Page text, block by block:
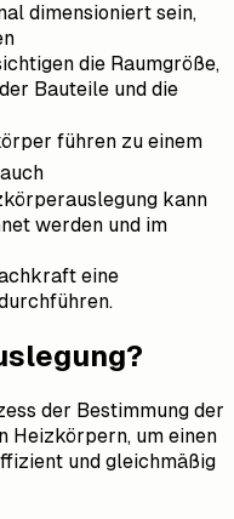
dimensioniert sein,
die Raumgröße,
Bauteile und die
führen zu einem
kann
werden und im
eine
der Bestimmung der
Heizkörpern, um einen
und gleichmäßig